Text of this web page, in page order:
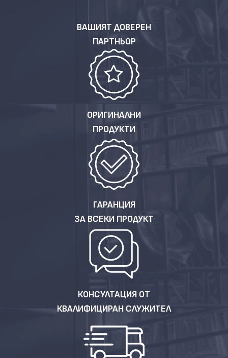
ВАШИЯТ ДОВЕРЕН
ПАРТНЬОР
ОРИГИНАЛНИ
ПРОДУКТИ
ГАРАНЦИЯ
ЗА ВСЕКИ ПРОДУКТ
КОНСУЛТАЦИЯ ОТ
КВАЛИФИЦИРАН СЛУЖИТЕЛ